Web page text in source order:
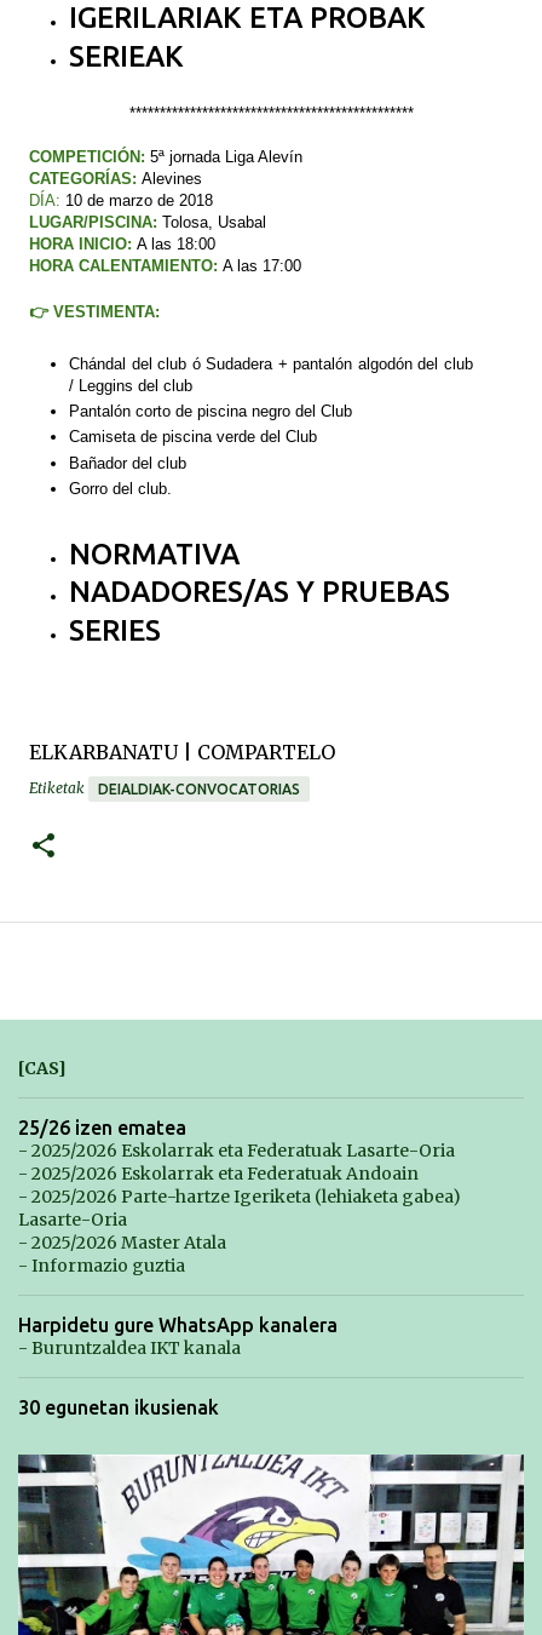
IGERILARIAK ETA PROBAK
SERIEAK
***********************************************
COMPETICIÓN : 5ª jornada Liga Alevín
CATEGORÍAS: Alevines
DÍA: 10 de marzo de 2018
LUGAR/PISCINA: Tolosa, Usabal
HORA INICIO: A las 18:00
HORA CALENTAMIENTO: A las 17:00
👉 VESTIMENTA:
Chándal del club óSudadera + pantalón algodón del club
/ Leggins del club
Pantalón corto de piscina negro del Club
Camiseta de piscina verde del Club
Bañador del club
Gorro del club.
NORMATIVA
NADADORES/AS Y PRUEBAS
SERIES
ELKARBANATU | COMPARTELO
Etiketak DEIALDIAK-CONVOCATORIAS
[CAS]
25/26 izen ematea
- 2025/2026 Eskolarrak eta Federatuak Lasarte-Oria
- 2025/2026 Eskolarrak eta Federatuak Andoain
- 2025/2026 Parte-hartze Igeriketa (lehiaketa gabea)
Lasarte-Oria
- 2025/2026 Master Atala
- Informazio guztia
Harpidetu gure WhatsApp kanalera
- Buruntzaldea IKT kanala
30 egunetan ikusienak